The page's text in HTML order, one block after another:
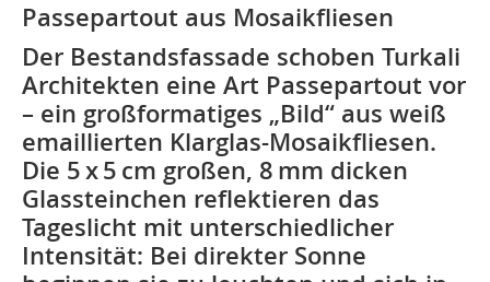
Passepartout aus Mosaikfliesen
Der Bestandsfassade schoben Turkali
Architekten eine Art Passepartout vor
– ein großformatiges „Bild“ aus weiß
emaillierten Klarglas-Mosaikfliesen.
Die 5 x 5 cm großen, 8 mm dicken
Glassteinchen reflektieren das
Tageslicht mit unterschiedlicher
Intensität: Bei direkter Sonne